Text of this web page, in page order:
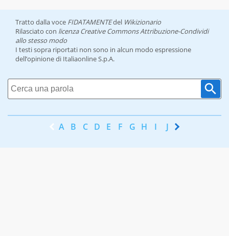
Tratto dalla voce FIDATAMENTEdel Wikizionario
Rilasciato con licenza Creative Commons Attribuzione-Condividi
allo stesso modo
I testi sopra riportati non sono in alcun modo espressione
dell’opinione di Italiaonline S.p.A.
A B C D E F G H I J K